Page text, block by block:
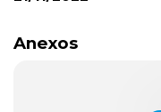
Anexos